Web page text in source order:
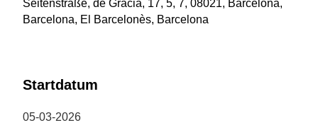
Seitenstraße, de Gràcia, 17, 5, 7, 08021, Barcelona,
Barcelona, El Barcelonès, Barcelona
Startdatum
05-03-2026